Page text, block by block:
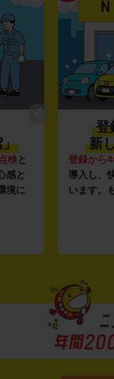
」
検と
感と
境に
登
新
登録から
導入し、
います。